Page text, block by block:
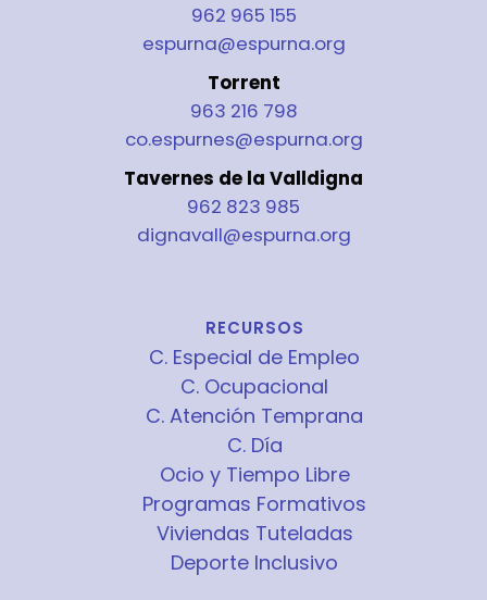
962 965 155
espurna@espurna.org
Torrent
963 216 798
co.espurnes@espurna.org
Tavernes de la Valldigna
962 823 985
dignavall@espurna.org
RECURSOS
C. Especial de Empleo
C. Ocupacional
C. Atención Temprana
C. Día
Ocio y Tiempo Libre
Programas Formativos
Viviendas Tuteladas
Deporte Inclusivo